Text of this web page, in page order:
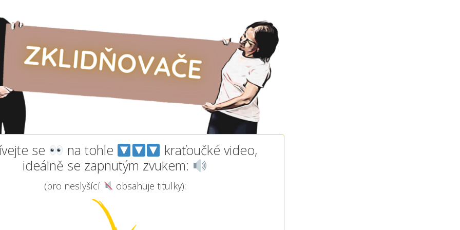
se na tohle
kraťoučké video,
ideálně se zapnutým zvukem:
(pro neslyšící obsahuje titulky):